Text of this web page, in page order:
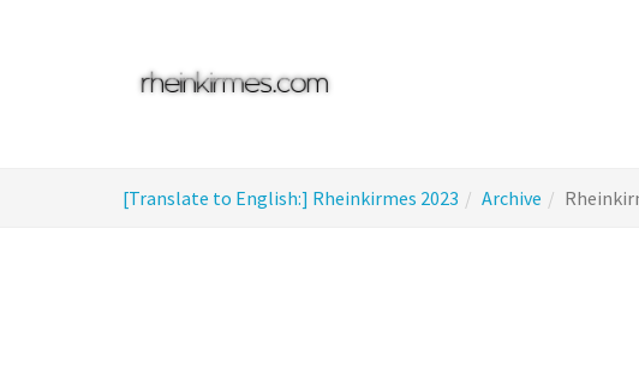
are
[Translate to English:] Rheinkirmes 2023 Archive